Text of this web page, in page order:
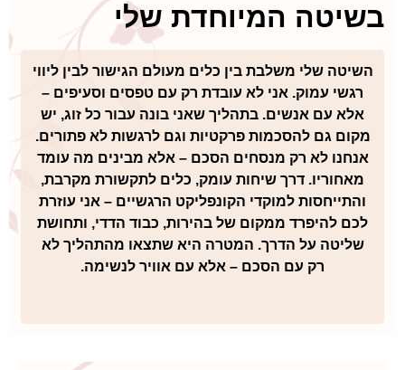
בשיטה המיוחדת שלי
השיטה שלי משלבת בין כלים מעולם הגישור לבין ליווי
רגשי עמוק. אני לא עובדת רק עם טפסים וסעיפים –
אלא עם אנשים. בתהליך שאני בונה עבור כל זוג, יש
מקום גם להסכמות פרקטיות וגם לרגשות לא פתורים.
אנחנו לא רק מנסחים הסכם – אלא מבינים מה עומד
מאחוריו. דרך שיחות עומק, כלים לתקשורת מקרבת,
והתייחסות למוקדי הקונפליקט הרגשיים – אני עוזרת
לכם להיפרד ממקום של בהירות, כבוד הדדי, ותחושת
שליטה על הדרך. המטרה היא שתצאו מהתהליך לא
רק עם הסכם – אלא עם אוויר לנשימה.